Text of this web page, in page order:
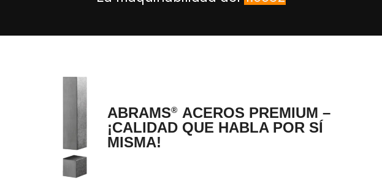
ABRAMS® ACEROS PREMIUM –
¡CALIDAD QUE HABLA POR SÍ
MISMA!